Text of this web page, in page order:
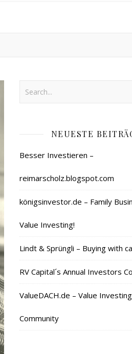
NEUESTE
Besser Investieren –
reimarscholz.blogspot.com
königsinvestor.de – Family
Value Investing!
Lindt & Sprüngli – Buying with
RV Capital´s Annual Investors
ValueDACH.de – Value Investing
Community